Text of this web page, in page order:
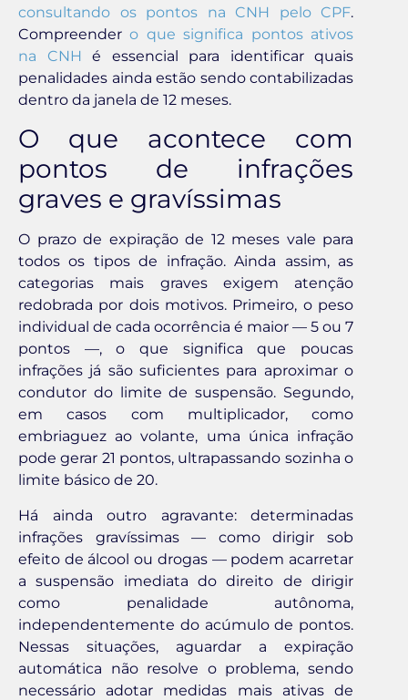
consultando os pontos na CNH pelo CPF.
Compreendero que significa pontos ativos
na CNH é essencial para identificar quais
penalidades ainda estão sendo contabilizadas
dentro da janela de 12 meses.
O que acontece com
pontos de infrações
graves e gravíssimas
O prazo de expiração de 12 meses vale para
todos os tipos de infração. Ainda assim, as
categorias mais graves exigem atenção
redobrada por dois motivos. Primeiro, o peso
individual de cada ocorrência é maior — 5 ou 7
pontos —, o que significa que poucas
infrações já são suficientes para aproximar o
condutor do limite de suspensão. Segundo,
em casos com multiplicador, como
embriaguez ao volante, uma única infração
pode gerar 21 pontos, ultrapassando sozinha o
limite básico de 20.
Há ainda outro agravante: determinadas
infrações gravíssimas — como dirigir sob
efeito de álcool ou drogas — podem acarretar
a suspensão imediata do direito de dirigir
como penalidade autônoma,
independentemente do acúmulo de pontos.
Nessas situações, aguardar a expiração
automática não resolve o problema, sendo
necessário adotar medidas mais ativas de